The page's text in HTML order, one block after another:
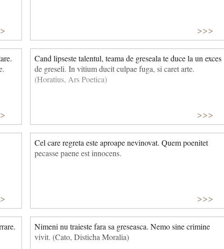
>>>
Cand lipseste talentul, teama de greseala te duce la un exces
de greseli. In vitium ducit culpae fuga, si caret arte.
(Horatius, Ars Poetica)
>>>
Cel care regreta este aproape nevinovat. Quem poenitet
pecasse paene est innocens.
>>>
Nimeni nu traieste fara sa greseasca. Nemo sine crimine
vivit. (Cato, Disticha Moralia)